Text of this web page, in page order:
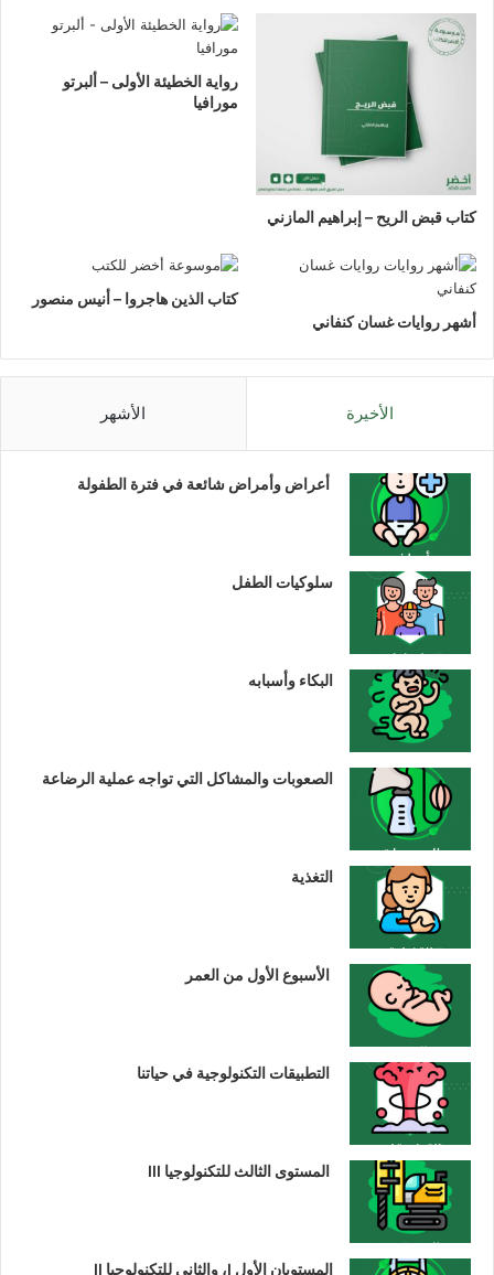
كتاب قبض الريح – إبراهيم المازني
رواية الخطيئة الأولى – ألبرتو
مورافيا
أشهر روايات غسان كنفاني
كتاب الذين هاجروا – أنيس منصور
الأخيرة الأشهر
أعراض وأمراض شائعة في فترة الطفولة
سلوكيات الطفل
البكاء وأسبابه
الصعوبات والمشاكل التي تواجه عملية الرضاعة
التغذية
الأسبوع الأول من العمر
التطبيقات التكنولوجية في حياتنا
المستوى الثالث للتكنولوجيا III
المستويان الأول I، والثاني للتكنولوجيا II